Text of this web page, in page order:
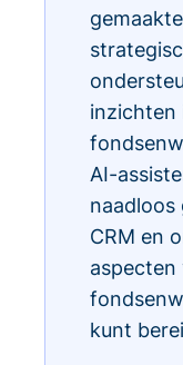
inzichten
AI-
naadloos
CRM en
aspecten
kunt